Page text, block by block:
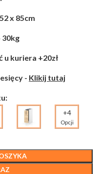
x 85cm
30kg
u kuriera +20zł
- Klikij tutaj
+4
Opcji